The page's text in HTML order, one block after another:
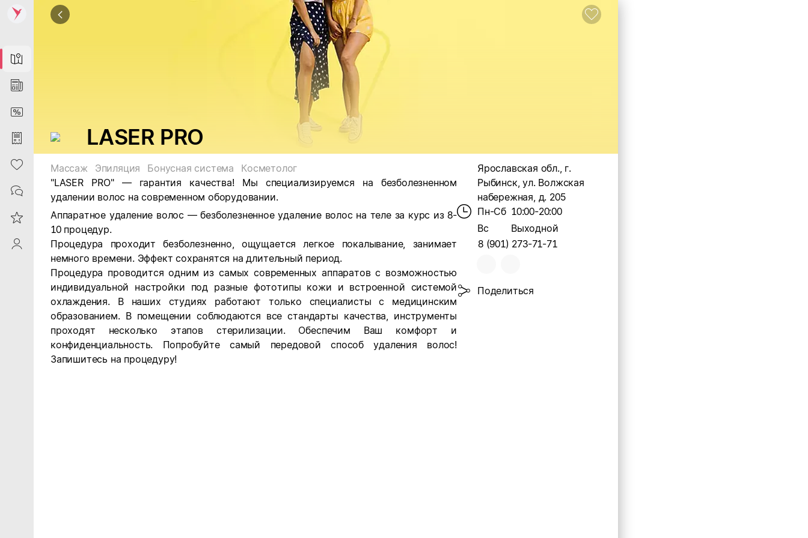
Map
News
DiscountCard
Purchases
Heart
Contacts
Reviews
ProfileSaby
LASER PRO
Массаж Эпиляция Бонусная система
Косметолог
"LASER PRO" — гарантия качества! Мы специализируемся на безболезненном
удалении волос на современном оборудовании.
Аппаратное удаление волос — безболезненное удаление волос на теле за курс из 8-
10 процедур.
Процедура проходит безболезненно, ощущается легкое покалывание, занимает
немного времени. Эффект сохранятся на длительный период.
Процедура проводится одним из самых современных аппаратов с возможностью
индивидуальной настройки под разные фототипы кожи и встроенной системой
охлаждения. В наших студиях работают только специалисты с медицинским
образованием.В помещении соблюдаются все стандарты качества, инструменты
проходят несколько этапов стерилизации. Обеспечим Ваш комфорт и
конфиденциальность. Попробуйте самый передовой способ удаления волос!
Запишитесь на процедуру!
Ярославская обл., г.
Рыбинск, ул. Волжская
набережная, д. 205
Пн-Сб 10:00-20:00
Вс
Выходной
8 (901) 273-71-71
Поделиться